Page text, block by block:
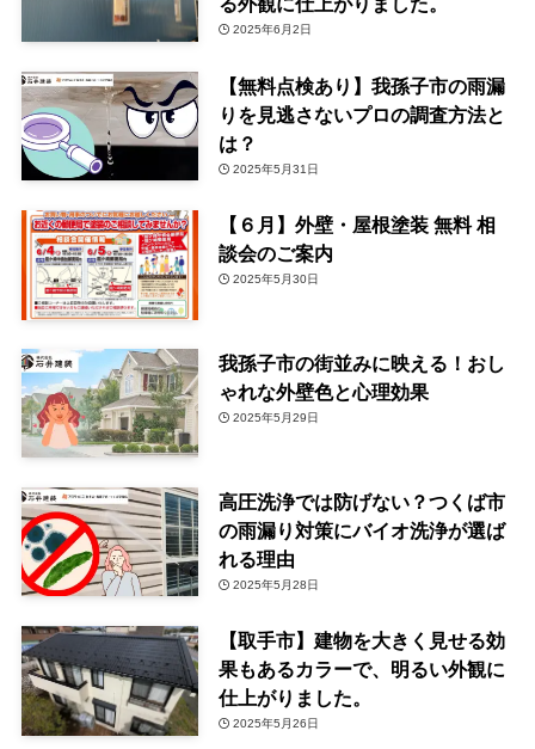
2025年6月2日
【無料点検あり】我孫子市の雨漏
りを見逃さないプロの調査方法と
は？
2025年5月31日
【６月】外壁・屋根塗装 無料 相
談会のご案内
2025年5月30日
我孫子市の街並みに映える！おし
ゃれな外壁色と心理効果
2025年5月29日
高圧洗浄では防げない？つくば市
の雨漏り対策にバイオ洗浄が選ば
れる理由
2025年5月28日
【取手市】建物を大きく見せる効
果もあるカラーで、明るい外観に
仕上がりました。
2025年5月26日